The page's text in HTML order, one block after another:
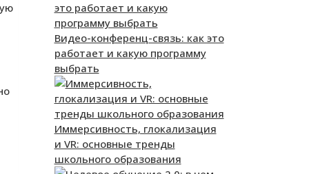
Видео-конференц-связь: как это
работает и какую программу
выбрать
Иммерсивность, глокализация
и VR: основные тренды
школьного образования